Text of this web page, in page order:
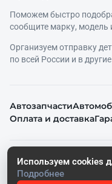
Поможем быстро
сообщите марку, модель
Организуем отправку
по всей России и в
Автозапчасти
Оплата и доставка
© 2026. Все права
Политика
Используем cookies
Подробнее